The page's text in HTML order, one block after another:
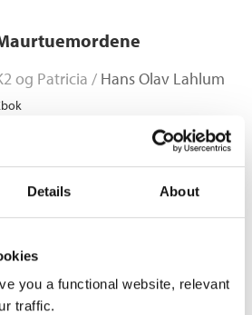
Details About
you a functional website, relevant
traffic.
EPUB
9
lydbok
og Patricia / Hans Olav Lahlum
og Patricia /Hans Olav Lahlum